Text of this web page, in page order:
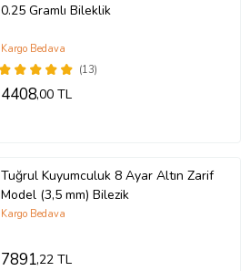
0.25 Gramlı Bileklik
(13)
Kargo Bedava
4408,00 TL
Tuğrul Kuyumculuk 8 Ayar Altın Zarif
Model (3,5 mm) Bilezik
Kargo Bedava
7891,22 TL